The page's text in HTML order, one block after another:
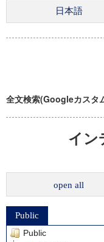
全文検索(Googleカスタ
イン
open all
Public
Public